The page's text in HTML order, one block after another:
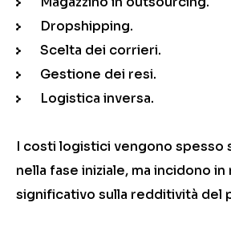
Dropshipping.
Scelta dei corrieri.
Gestione dei resi.
Logistica inversa.
I costi logistici vengono spesso
nella fase iniziale, ma incidono in
significativo sulla redditività del